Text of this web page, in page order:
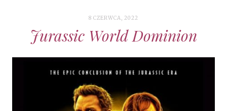
8 CZERWCA, 2022
Jurassic World Dominion